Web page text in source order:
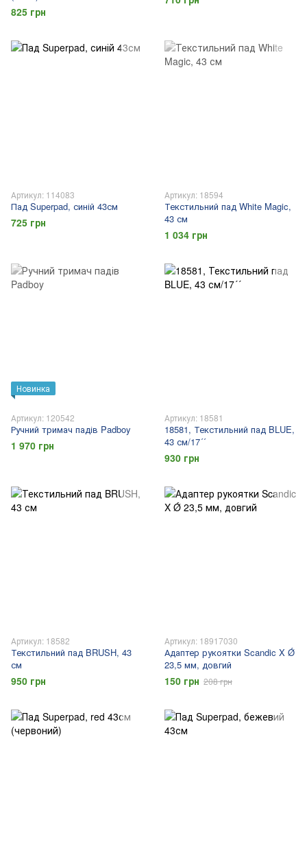
825 грн
Артикул: 114083
Пад Superpad, синій 43см
725 грн
Артикул: 18594
Текстильний пад White Magic,
43 см
1 034 грн
Новинка
Артикул: 120542
Ручний тримач падів Padboy
1 970 грн
Артикул: 18581
18581, Текстильний пад BLUE,
43 см/17´´
930 грн
Артикул: 18582
Текстильний пад BRUSH, 43
см
950 грн
Артикул: 18917030
Адаптер рукоятки Scandic X Ǿ
23,5 мм, довгий
150 грн 208 грн